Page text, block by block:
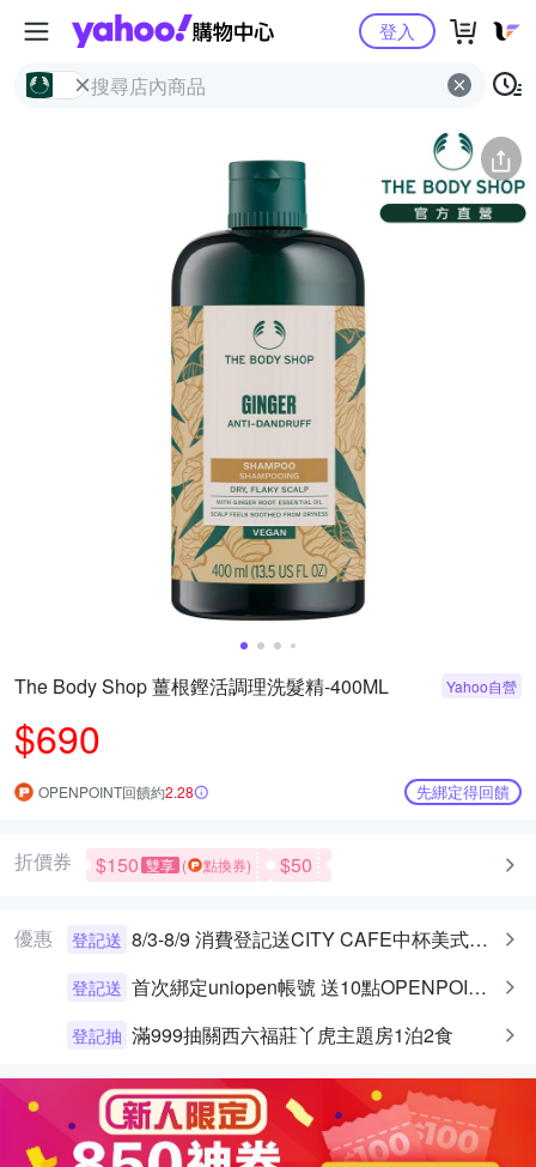
Yahoo購物中心
登入
簡介 評價 (24) 猜你喜歡
The Body Shop 薑根鏗活調理洗髮精-400ML
$690
Yahoo自營
OPENPOINT回饋約2.28 先綁定得回饋
折價券 $150 雙享 ( 點換券) $50
優惠 登記送 8/3-8/9 消費登記送CITY CAFE中杯美式乙杯
登記送 首次綁定uniopen帳號 送10點OPENPOINT+統一布丁一個
登記抽 滿999抽關西六福莊丫虎主題房1泊2食